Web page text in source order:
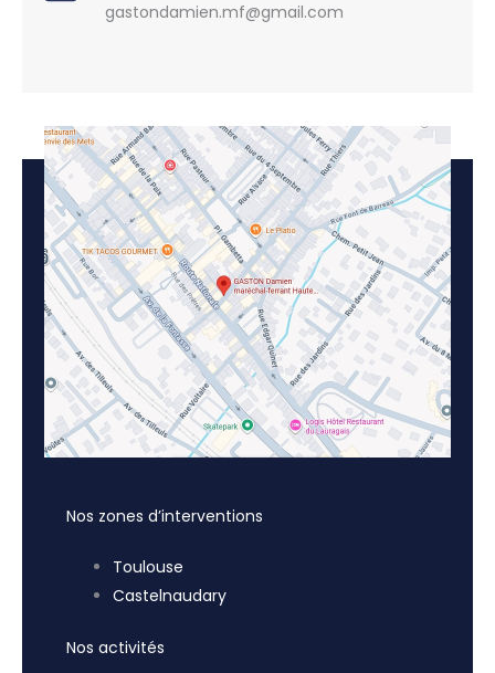
gastondamien.mf@gmail.com
Nos zones d’interventions
Toulouse
Castelnaudary
Nos activités